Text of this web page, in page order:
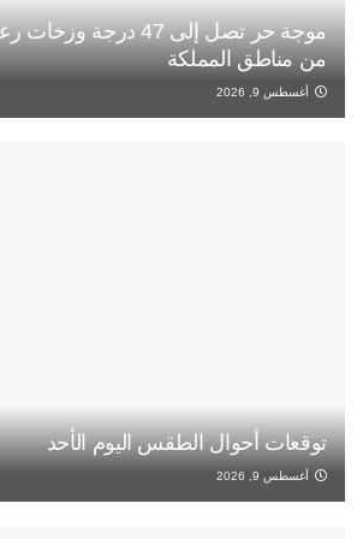
موجة حر تصل إلى 47 درجة
من مناطق المملكة
أغسطس 9, 2026
توقعات أحوال الطقس اليوم الأحد
أغسطس 9, 2026